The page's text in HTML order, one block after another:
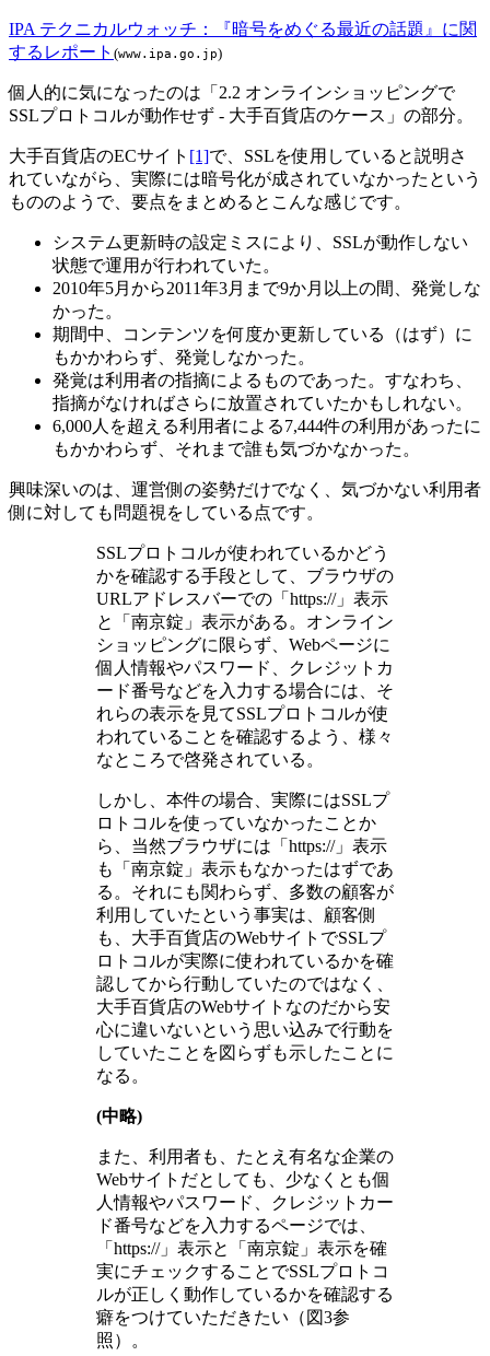
IPA テクニカルウォッチ：『暗号をめぐる最近の話題』に関
するレポート (www.ipa.go.jp)
個人的に気になったのは「2.2 オンラインショッピングで
SSLプロトコルが動作せず - 大手百貨店のケース」の部分。
大手百貨店のECサイト [1]で、SSLを使用していると説明さ
れていながら、実際には暗号化が成されていなかったという
もののようで、要点をまとめるとこんな感じです。
システム更新時の設定ミスにより、SSLが動作しない
状態で運用が行われていた。
2010年5月から2011年3月まで9か月以上の間、発覚しな
かった。
期間中、コンテンツを何度か更新している（はず）に
もかかわらず、発覚しなかった。
発覚は利用者の指摘によるものであった。すなわち、
指摘がなければさらに放置されていたかもしれない。
6,000人を超える利用者による7,444件の利用があったに
もかかわらず、それまで誰も気づかなかった。
興味深いのは、運営側の姿勢だけでなく、気づかない利用者
側に対しても問題視をしている点です。
SSLプロトコルが使われているかどう
かを確認する手段として、ブラウザの
URLアドレスバーでの「https://」表示
と「南京錠」表示がある。オンライン
ショッピングに限らず、Webページに
個人情報やパスワード、クレジットカ
ード番号などを入力する場合には、そ
れらの表示を見てSSLプロトコルが使
われていることを確認するよう、様々
なところで啓発されている。
しかし、本件の場合、実際にはSSLプ
ロトコルを使っていなかったことか
ら、当然ブラウザには「https://」表示
も「南京錠」表示もなかったはずであ
る。それにも関わらず、多数の顧客が
利用していたという事実は、顧客側
も、大手百貨店のWebサイトでSSLプ
ロトコルが実際に使われているかを確
認してから行動していたのではなく、
大手百貨店のWebサイトなのだから安
心に違いないという思い込みで行動を
していたことを図らずも示したことに
なる。
(中略)
また、利用者も、たとえ有名な企業の
Webサイトだとしても、少なくとも個
人情報やパスワード、クレジットカー
ド番号などを入力するページでは、
「https://」表示と「南京錠」表示を確
実にチェックすることでSSLプロトコ
ルが正しく動作しているかを確認する
癖をつけていただきたい（図3参
照）。